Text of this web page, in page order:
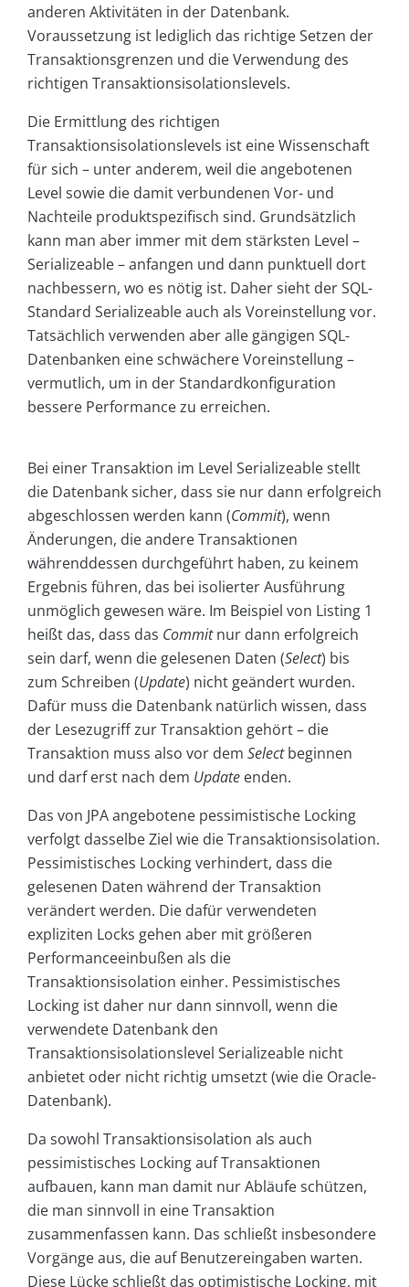
anderen Aktivitäten in der Datenbank.
Voraussetzung ist lediglich das richtige Setzen der
Transaktionsgrenzen und die Verwendung des
richtigen Transaktionsisolationslevels.
Die Ermittlung des richtigen
Transaktionsisolationslevels ist eine Wissenschaft
für sich – unter anderem, weil die angebotenen
Level sowie die damit verbundenen Vor- und
Nachteile produktspezifisch sind. Grundsätzlich
kann man aber immer mit dem stärksten Level –
Serializeable – anfangen und dann punktuell dort
nachbessern, wo es nötig ist. Daher sieht der SQL-
Standard Serializeable auch als Voreinstellung vor.
Tatsächlich verwenden aber alle gängigen SQL-
Datenbanken eine schwächere Voreinstellung –
vermutlich, um in der Standardkonfiguration
bessere Performance zu erreichen.
Bei einer Transaktion im Level Serializeable stellt
die Datenbank sicher, dass sie nur dann erfolgreich
abgeschlossen werden kann (Commit), wenn
Änderungen, die andere Transaktionen
währenddessen durchgeführt haben, zu keinem
Ergebnis führen, das bei isolierter Ausführung
unmöglich gewesen wäre. Im Beispiel von Listing 1
heißt das, dass das Commitnur dann erfolgreich
sein darf, wenn die gelesenen Daten (Select) bis
zum Schreiben (Update) nicht geändert wurden.
Dafür muss die Datenbank natürlich wissen, dass
der Lesezugriff zur Transaktion gehört – die
Transaktion muss also vor dem Selectbeginnen
und darf erst nach dem Update enden.
Das von JPA angebotene pessimistische Locking
verfolgt dasselbe Ziel wie die Transaktionsisolation.
Pessimistisches Locking verhindert, dass die
gelesenen Daten während der Transaktion
verändert werden. Die dafür verwendeten
expliziten Locks gehen aber mit größeren
Performanceeinbußen als die
Transaktionsisolation einher. Pessimistisches
Locking ist daher nur dann sinnvoll, wenn die
verwendete Datenbank den
Transaktionsisolationslevel Serializeable nicht
anbietet oder nicht richtig umsetzt (wie die Oracle-
Datenbank).
Da sowohl Transaktionsisolation als auch
pessimistisches Locking auf Transaktionen
aufbauen, kann man damit nur Abläufe schützen,
die man sinnvoll in eine Transaktion
zusammenfassen kann. Das schließt insbesondere
Vorgänge aus, die auf Benutzereingaben warten.
Diese Lücke schließt das optimistische Locking, mit